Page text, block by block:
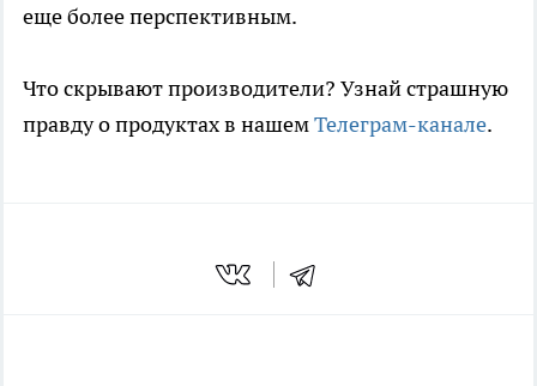
еще более перспективным.
Что скрывают производители? Узнай страшную
правду о продуктах в нашемТелеграм-канале.